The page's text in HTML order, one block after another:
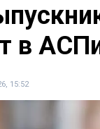
в
15:52